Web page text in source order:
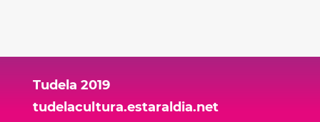
Tudela 2019
tudelacultura.estaraldia.net